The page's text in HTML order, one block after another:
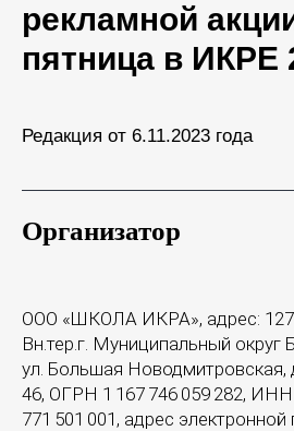
рекламной
пятница в ИКРЕ
Редакция от 6.11.2023 года
Организатор
ООО «ШКОЛА ИКРА», адрес: 127
Вн.тер.г. Муниципальный округ
ул. Большая Новодмитровская,
46, ОГРН 1 167 746 059 282,
771 501 001, адрес электронной